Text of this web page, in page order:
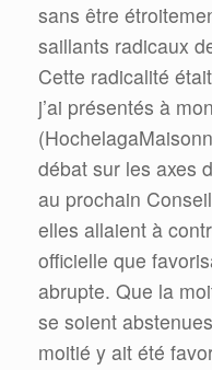
sans être
saillants radicaux
Cette radicalité
j’ai présentés à
débat sur les axes
au prochain
elles allaient à
officielle que
abrupte. Que la
se soient
moitié y ait été